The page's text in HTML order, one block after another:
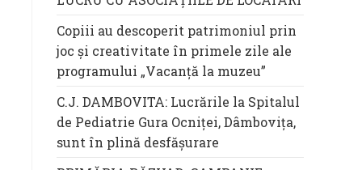
Copiii au descoperit patrimoniul prin
joc și creativitate în primele zile ale
programului „Vacanță la muzeu”
C.J. DAMBOVITA: Lucrările la Spitalul
de Pediatrie Gura Ocniței, Dâmbovița,
sunt în plină desfășurare